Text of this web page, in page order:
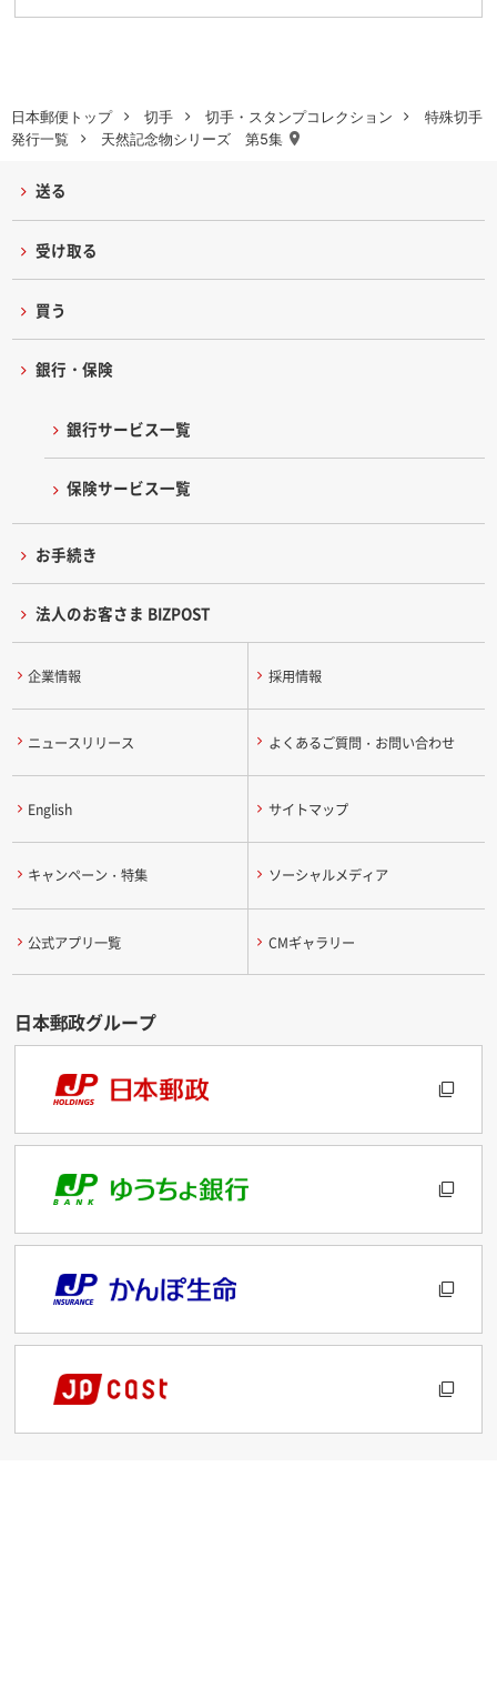
日本郵便トップ 切手 切手・スタンプコレクション
特殊切手
発行一覧
天然記念物シリーズ 第5集
送る
受け取る
買う
銀行・保険
銀行サービス一覧
保険サービス一覧
お手続き
法人のお客さま BIZPOST
企業情報 採用情報
ニュースリリース よくあるご質問・お問い合わせ
English サイトマップ
キャンペーン・特集 ソーシャルメディア
公式アプリ一覧 CMギャラリー